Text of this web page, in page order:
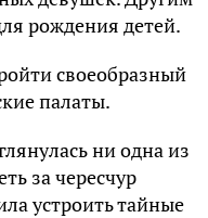
рождения детей.
своеобразный
палаты.
ни одна из
за чересчур
устроить тайные